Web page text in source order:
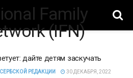
дайте детям заскучать
РЕДАКЦИИ
30 ДЕКАБРЯ, 2022